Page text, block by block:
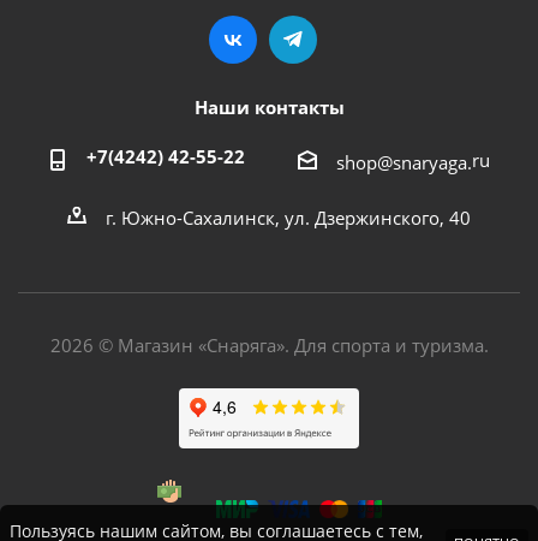
Наши контакты
+7(4242) 42-55-22 shop@snaryaga.ru
г. Южно-Сахалинск, ул. Дзержинского, 40
2026 © Магазин «Снаряга». Для спорта и туризма.
Пользуясь нашим сайтом, вы соглашаетесь с тем,